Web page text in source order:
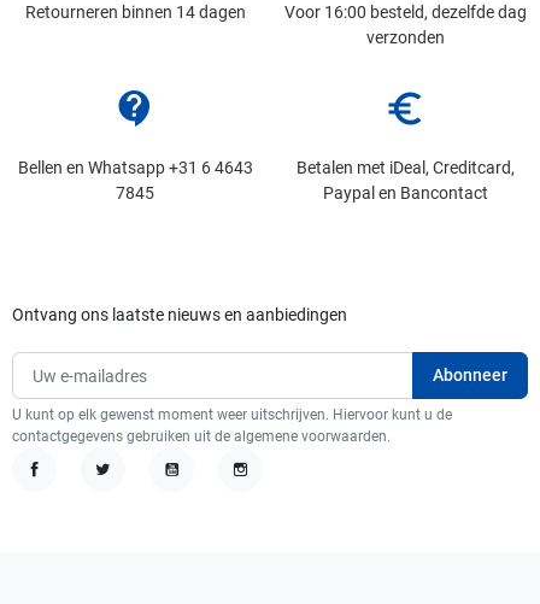
Retourneren binnen 14 dagen
Voor 16:00 besteld, dezelfde dag
verzonden
contact_support
Bellen en Whatsapp +31 6 4643
7845
euro_symbol
Betalen met iDeal, Creditcard,
Paypal en Bancontact
Ontvang ons laatste nieuws en aanbiedingen
U kunt op elk gewenst moment weer uitschrijven. Hiervoor kunt u de
contactgegevens gebruiken uit de algemene voorwaarden.